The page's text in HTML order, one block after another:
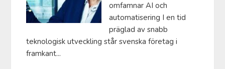
omfamnar AI och
automatisering I en tid
präglad av snabb
teknologisk utveckling står svenska företag i
framkant...